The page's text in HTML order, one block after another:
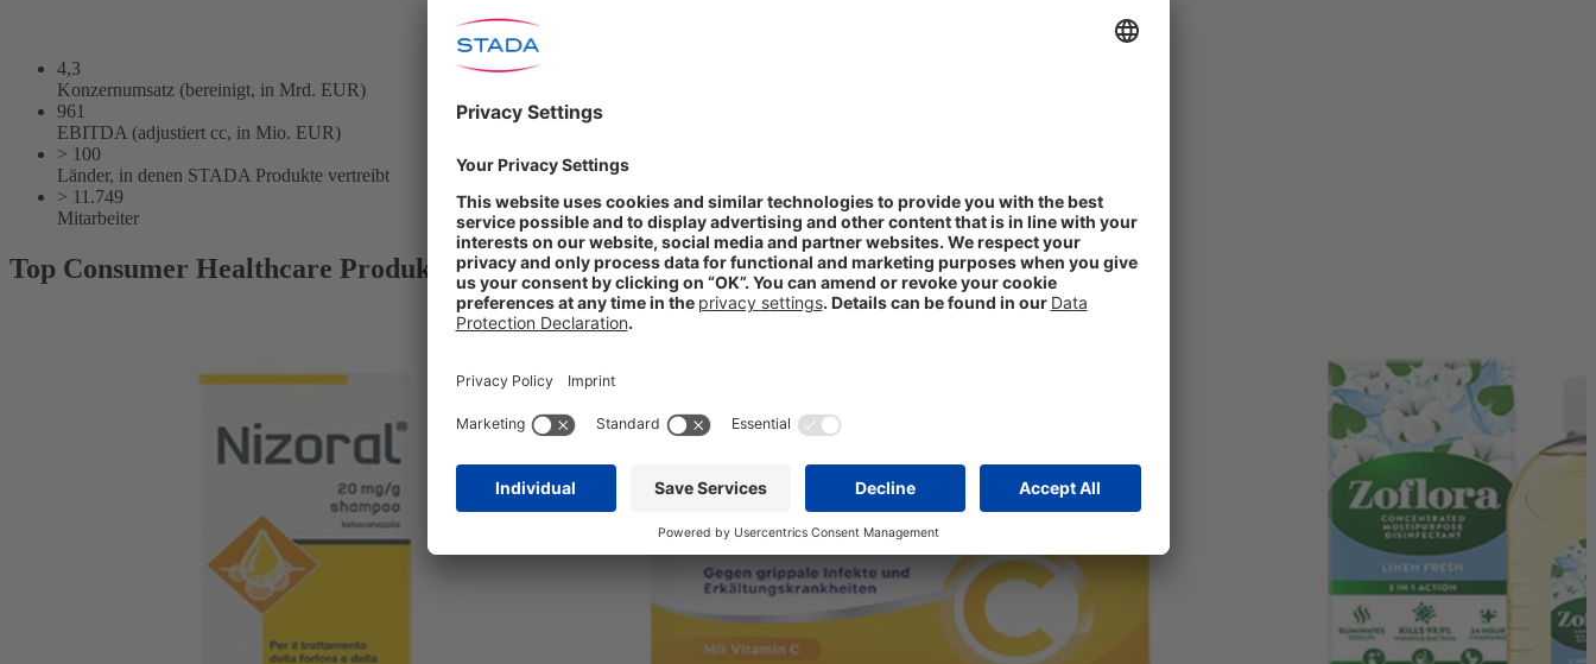
4,3
Konzernumsatz (bereinigt, in Mrd. EUR)
961
EBITDA (adjustiert cc, in Mio. EUR)
> 100
Länder, in denen STADA Produkte vertreibt
> 11.749
Mitarbeiter
Top Consumer Healthcare Produkte